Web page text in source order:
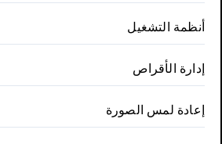
أنظمة التشغيل
إدارة الأقراص
إعادة لمس الصورة